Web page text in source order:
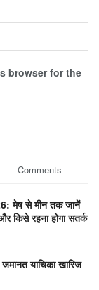
browser for the
Comments
मेष से मीन तक जानें
किसे रहना होगा सतर्क
याचिका खारिज